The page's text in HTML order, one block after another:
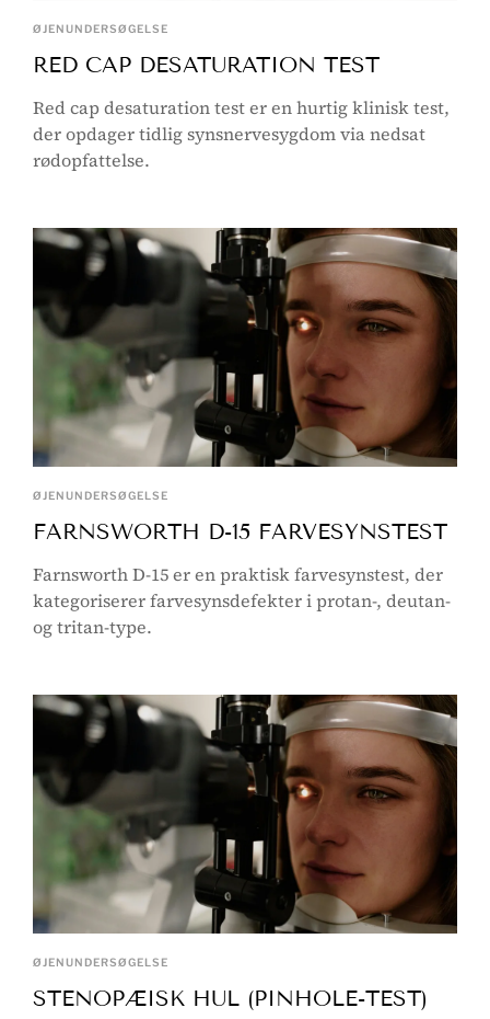
ØJENUNDERSØGELSE
RED CAP DESATURATION TEST
Red cap desaturation test er en hurtig klinisk test,
der opdager tidlig synsnervesygdom via nedsat
rødopfattelse.
ØJENUNDERSØGELSE
FARNSWORTH D-15 FARVESYNSTEST
Farnsworth D-15 er en praktisk farvesynstest, der
kategoriserer farvesynsdefekter i protan-, deutan-
og tritan-type.
ØJENUNDERSØGELSE
STENOPÆISK HUL (PINHOLE-TEST)